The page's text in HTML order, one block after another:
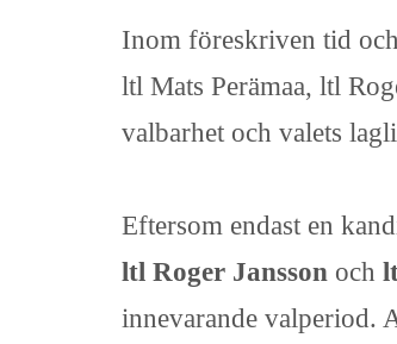
Inom föreskriven tid
ltl Mats Perämaa, ltl
valbarhet och valets
Eftersom endast en
ltl Roger Jansson och
innevarande valperiod.